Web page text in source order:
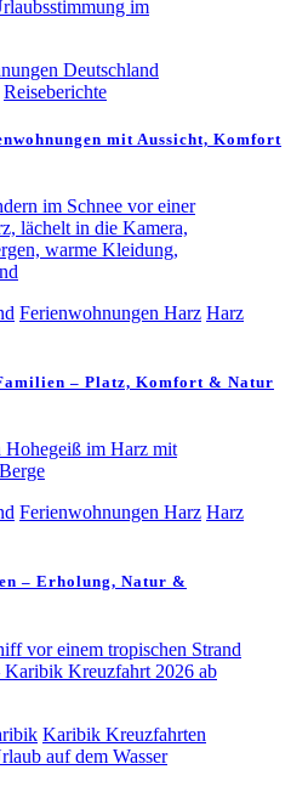
Deutschland
Reiseberichte
mit Aussicht, Komfort
Ferienwohnungen Harz Harz
– Platz, Komfort & Natur
Ferienwohnungen Harz Harz
– Erholung, Natur &
Karibik Kreuzfahrten
auf dem Wasser